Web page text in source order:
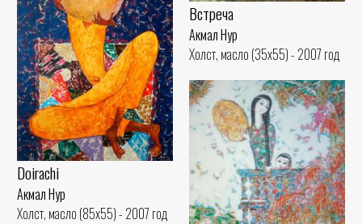
Встреча
Акмал Нур
Холст, масло (35x55) - 2007 год
Doirachi
Акмал Нур
Холст, масло (85x55) - 2007 год